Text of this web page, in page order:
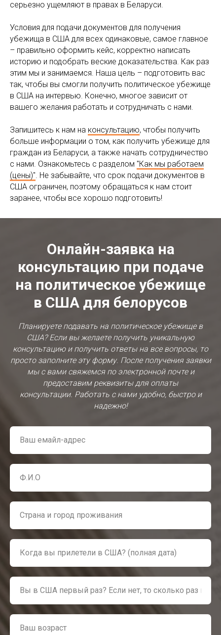
серьезно ущемляют в правах в Беларуси.
Условия для подачи документов для получения
убежища в США для всех одинаковые, самое главное
– правильно оформить кейс, корректно написать
историю и подобрать веские доказательства. Как раз
этим мы и занимаемся. Наша цель – подготовить вас
так, чтобы вы смогли получить политическое убежище
в США на интервью. Конечно, многое зависит от
вашего желания работать и сотрудничать с нами.
Запишитесь к нам на консультацию, чтобы получить
больше информации о том, как получить убежище для
граждан из Беларуси, а также начать сотрудничество
с нами. Ознакомьтесь с разделом "Как мы работаем
(цены)" . Не забывайте, что срок подачи документов в
США ограничен, поэтому обращаться к нам стоит
заранее, чтобы все хорошо подготовить!
Онлайн-заявка на
консультацию при подаче
на политическое убежище
в США для белорусов
Планируете подавать на политическое убежище в
США? Если вы желаете получить уникальную
консультацию и получить ответы на все вопросы, то
просто заполните эту форму. После получения заявки
мы с вами свяжемся по электронной почте и
предоставим реквизиты для оплаты
консультации. Работать с нами удобно, быстро и
надежно!